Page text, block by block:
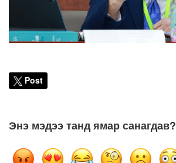
Post
Энэ мэдээ танд ямар санагдав?